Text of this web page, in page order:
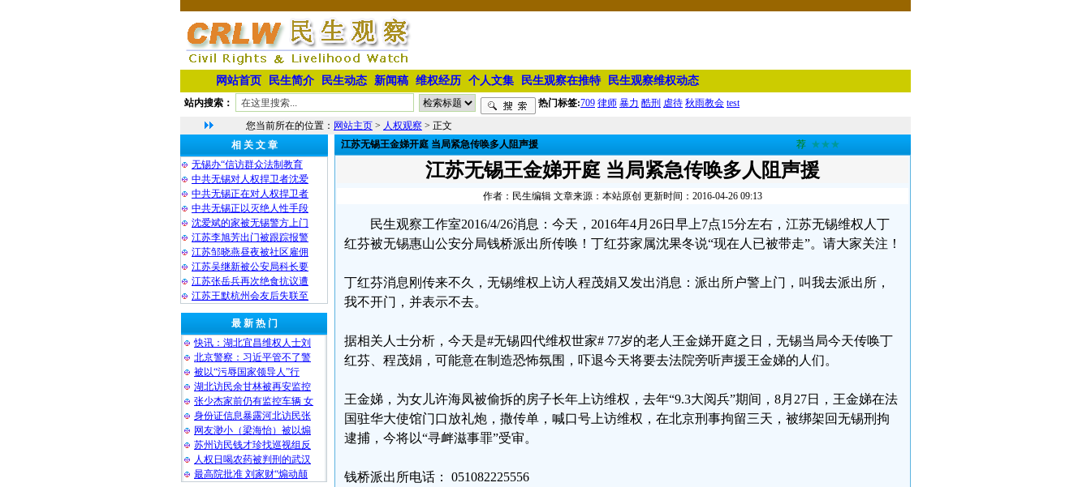
网站首页 民生简介 民生动态 新闻稿 维权经历 个人文集 民生观察在推特 民生观察维权动态
站内搜索： 热门标签:709 律师 暴力 酷刑 虐待 秋雨教会 test
您当前所在的位置： 网站主页 > 人权观察 > 正文
相 关 文 章
无锡办“信访群众法制教育
中共无锡对人权捍卫者沈爱
中共无锡正在对人权捍卫者
中共无锡正以灭绝人性手段
沈爱斌的家被无锡警方上门
江苏李旭芳出门被跟踪报警
江苏邹晓燕昼夜被社区雇佣
江苏吴继新被公安局科长要
江苏张岳兵再次绝食抗议遭
江苏王默杭州会友后失联至
最 新 热 门
快讯：湖北宜昌维权人士刘
北京警察：习近平管不了警
被以“污辱国家领导人”行
湖北访民余甘林被再安监控
张少杰家前仍有监控车辆 女
身份证信息暴露河北访民张
网友渺小（梁海怡）被以煽
苏州访民钱才珍找巡视组反
人权日喝农药被判刑的武汉
最高院批准 刘家财“煽动颠
江苏无锡王金娣开庭 当局紧急传唤多人阻声援 荐 ★★★
江苏无锡王金娣开庭 当局紧急传唤多人阻声援
作者：民生编辑 文章来源：本站原创 更新时间：2016-04-26 09:13
民生观察工作室2016/4/26消息：今天，2016年4月26日早上7点15分左右，江苏无锡维权人丁
红芬被无锡惠山公安分局钱桥派出所传唤！丁红芬家属沈果冬说“现在人已被带走”。请大家关注！
丁红芬消息刚传来不久，无锡维权上访人程茂娟又发出消息：派出所户警上门，叫我去派出所，
我不开门，并表示不去。
据相关人士分析，今天是#无锡四代维权世家# 77岁的老人王金娣开庭之日，无锡当局今天传唤丁
红芬、程茂娟，可能意在制造恐怖氛围，吓退今天将要去法院旁听声援王金娣的人们。
王金娣，为女儿许海凤被偷拆的房子长年上访维权，去年“9.3大阅兵”期间，8月27日，王金娣在法
国驻华大使馆门口放礼炮，撒传单，喊口号上访维权，在北京刑事拘留三天，被绑架回无锡刑拘
逮捕，今将以“寻衅滋事罪”受审。
钱桥派出所电话： 051082225556